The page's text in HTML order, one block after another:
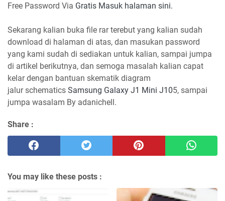
Free Password Via Gratis Masuk halaman sini.
Sekarang kalian buka file rar terebut yang kalian sudah
download di halaman di atas, dan masukan password
yang kami sudah di sediakan untuk kalian, sampai jumpa
di artikel berikutnya, dan semoga masalah kalian capat
kelar dengan bantuan skematik diagram
jalur schematics Samsung Galaxy J1 Mini J105, sampai
jumpa wasalam By adanichell.
Share :
You may like these posts :